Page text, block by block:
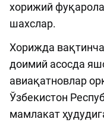
хорижий
шахслар.
Хорижда
доимий асосда
авиақатновлар
Ўзбекистон
мамлакат